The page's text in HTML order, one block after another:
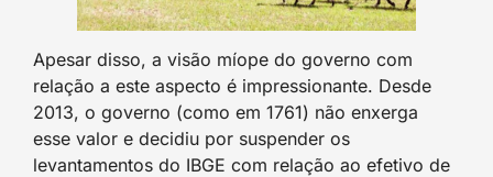
Apesar disso, a visão míope do governo com
relação a este aspecto é impressionante. Desde
2013, o governo (como em 1761) não enxerga
esse valor e decidiu por suspender os
levantamentos do IBGE com relação ao efetivo de